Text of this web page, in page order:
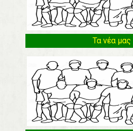
Τα νέα μας